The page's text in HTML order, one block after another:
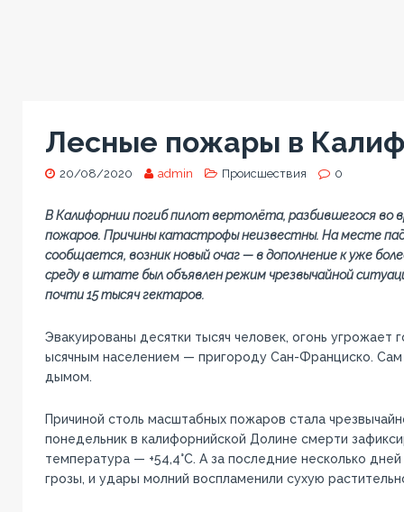
Лесные пожары в
20/08/2020 admin Происшествия 0
В Калифорнии погиб пилот вертолёта, разбившегося во
пожаров. Причины катастрофы неизвестны. На месте
сообщается, возник новый очаг — в дополнение к уже
среду в штате был объявлен режим чрезвычайной
почти 15 тысяч гектаров.
Эвакуированы десятки тысяч человек, огонь угрожает
ысячным населением — пригороду Сан-Франциско. Сам
дымом.
Причиной столь масштабных пожаров стала
понедельник в калифорнийской Долине смерти
температура — +54,4°C. А за последние несколько
грозы, и удары молний воспламенили сухую